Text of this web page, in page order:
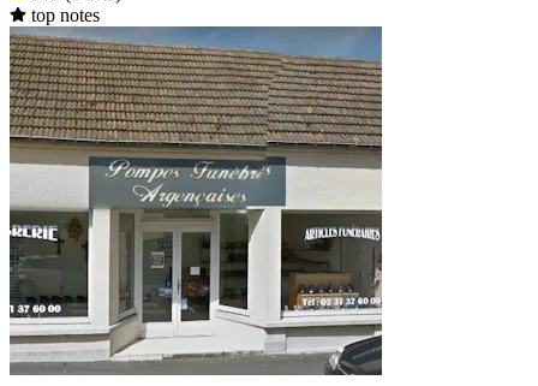
top notes